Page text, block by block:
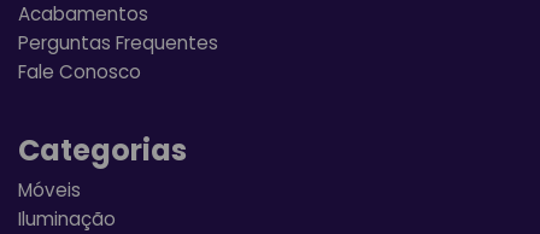
Acabamentos
Perguntas Frequentes
Fale Conosco
Categorias
Móveis
Iluminação